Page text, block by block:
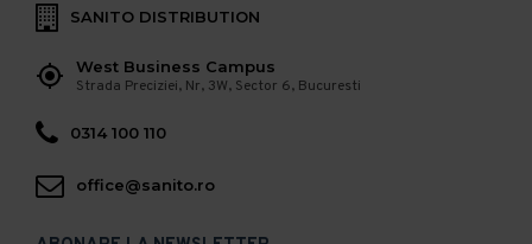
SANITO DISTRIBUTION
West Business Campus
Strada Preciziei, Nr, 3W, Sector 6, Bucuresti
0314 100 110
office@sanito.ro